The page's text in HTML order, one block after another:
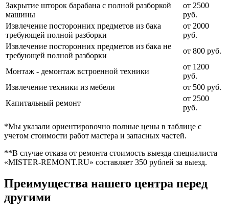
Закрытие шторок барабана с полной разборкой
машины
от 2500
руб.
Извлечение посторонних предметов из бака
требующей полной разборки
от 2000
руб.
Извлечение посторонних предметов из бака не
требующей полной разборки
от 800 руб.
Монтаж - демонтаж встроенной техники
от 1200
руб.
Извлечение техники из мебели
от 500 руб.
Капитальный ремонт
от 2500
руб.
*Мы указали ориентировочно полные цены в таблице с
учетом стоимости работ мастера и запасных частей.
**В случае отказа от ремонта стоимость выезда специалиста
«MISTER-REMONT.RU» составляет 350 рублей за выезд.
Преимущества нашего центра перед
другими